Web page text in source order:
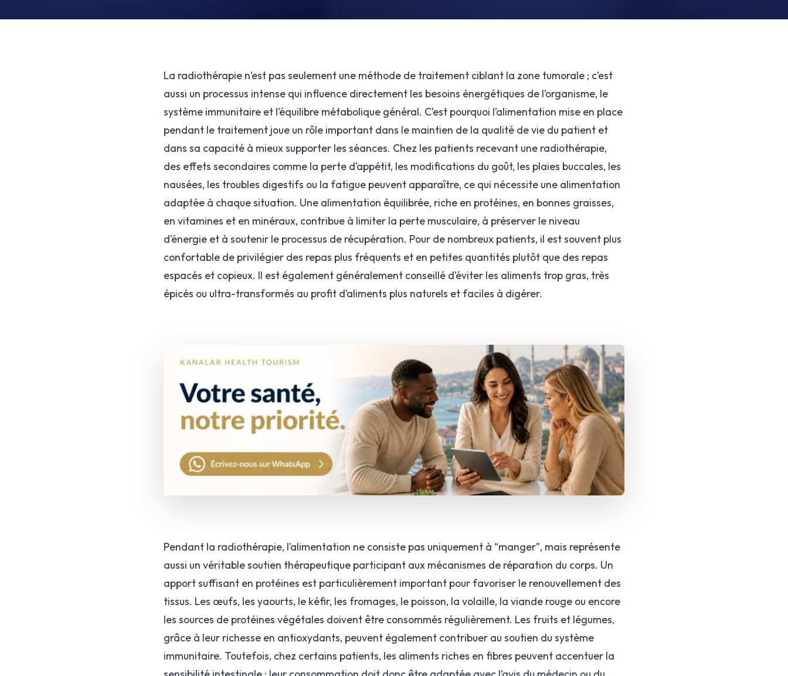
La radiothérapie n’est pas seulement une méthode de traitement ciblant la zone tumorale ; c’est
aussi un processus intense qui influence directement les besoins énergétiques de l’organisme, le
système immunitaire et l’équilibre métabolique général. C’est pourquoi l’alimentation mise en place
pendant le traitement joue un rôle important dans le maintien de la qualité de vie du patient et
dans sa capacité à mieux supporter les séances. Chez les patients recevant une radiothérapie,
des effets secondaires comme la perte d’appétit, les modifications du goût, les plaies buccales, les
nausées, les troubles digestifs ou la fatigue peuvent apparaître, ce qui nécessite une alimentation
adaptée à chaque situation. Une alimentation équilibrée, riche en protéines, en bonnes graisses,
en vitamines et en minéraux, contribue à limiter la perte musculaire, à préserver le niveau
d’énergie et à soutenir le processus de récupération. Pour de nombreux patients, il est souvent plus
confortable de privilégier des repas plus fréquents et en petites quantités plutôt que des repas
espacés et copieux. Il est également généralement conseillé d’éviter les aliments trop gras, très
épicés ou ultra-transformés au profit d’aliments plus naturels et faciles à digérer.
Pendant la radiothérapie, l’alimentation ne consiste pas uniquement à “manger”, mais représente
aussi un véritable soutien thérapeutique participant aux mécanismes de réparation du corps. Un
apport suffisant en protéines est particulièrement important pour favoriser le renouvellement des
tissus. Les œufs, les yaourts, le kéfir, les fromages, le poisson, la volaille, la viande rouge ou encore
les sources de protéines végétales doivent être consommés régulièrement. Les fruits et légumes,
grâce à leur richesse en antioxydants, peuvent également contribuer au soutien du système
immunitaire. Toutefois, chez certains patients, les aliments riches en fibres peuvent accentuer la